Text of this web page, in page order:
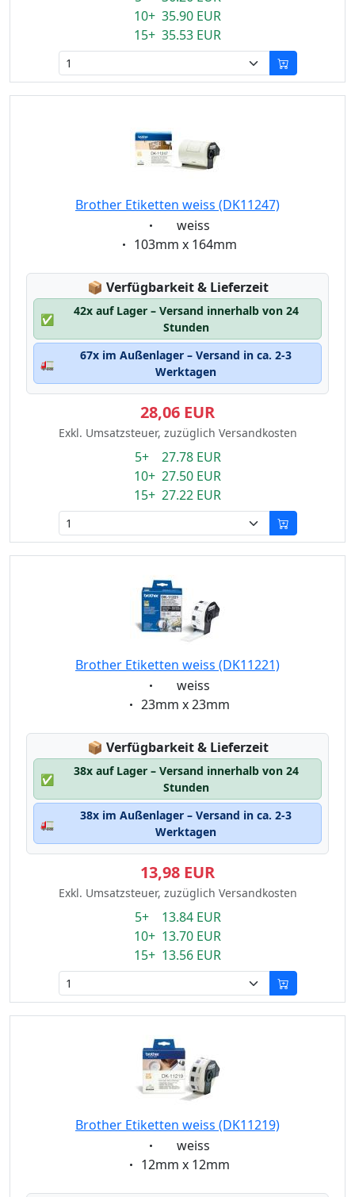
10+ 35.90 EUR
15+ 35.53 EUR
Brother Etiketten weiss (DK11247)
Eigenschaft:
weiss
Eigenschaft:
103mm x 164mm
📦 Lagerstatus:
Verfügbarkeit & Lieferzeit
✅
42x auf Lager – Versand innerhalb von 24
Stunden
🚛
67x im Außenlager – Versand in ca. 2-3
Werktagen
28,06 EUR
Exkl. Umsatzsteuer, zuzüglich Versandkosten
5+ 27.78 EUR
10+ 27.50 EUR
15+ 27.22 EUR
Brother Etiketten weiss (DK11221)
Eigenschaft:
weiss
Eigenschaft:
23mm x 23mm
📦 Lagerstatus:
Verfügbarkeit & Lieferzeit
✅
38x auf Lager – Versand innerhalb von 24
Stunden
🚛
38x im Außenlager – Versand in ca. 2-3
Werktagen
13,98 EUR
Exkl. Umsatzsteuer, zuzüglich Versandkosten
5+ 13.84 EUR
10+ 13.70 EUR
15+ 13.56 EUR
Brother Etiketten weiss (DK11219)
Eigenschaft:
weiss
Eigenschaft:
12mm x 12mm